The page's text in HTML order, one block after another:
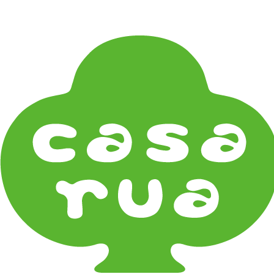
《オリジナル》Original
碗・椀・丼 Bowls
鉢・小鉢 Small Bowls
平皿 Flat Plates
中皿 Side Plates
大皿 Big Plate
マグ & カップ Mugs & Cups